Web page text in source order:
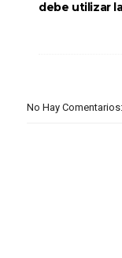
debe utilizar
No Hay Comentarios: